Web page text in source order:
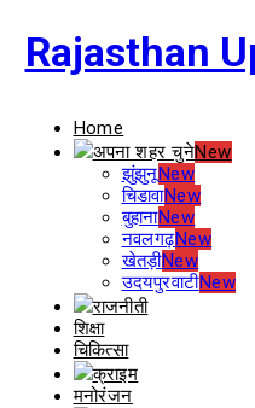
Rajasthan
Home
अपना शहर चुनेNew
झुंझुनूNew
चिडावाNew
बुहानाNew
नवलगढ़New
खेतड़ीNew
उदयपुरवाटीNew
राजनीती
शिक्षा
चिकित्सा
क्राइम
मनोरंजन